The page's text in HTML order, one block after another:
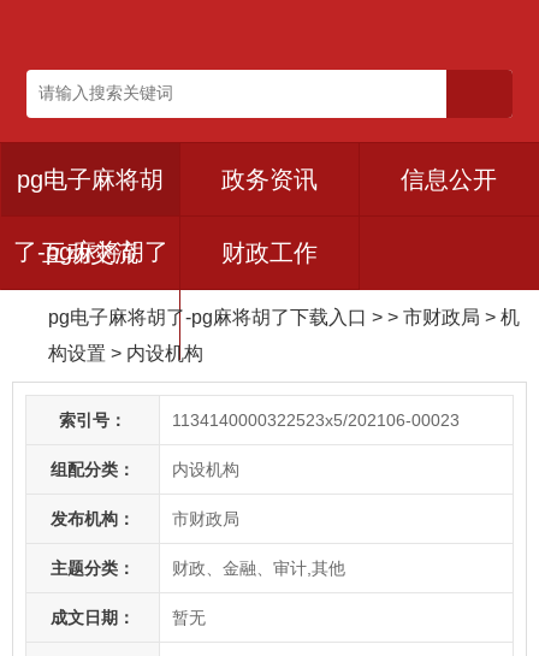
pg电子麻将胡
了-pg麻将胡了
下载入口
政务资讯 信息公开
互动交流 财政工作
pg电子麻将胡了-pg麻将胡了下载入口 > > 市财政局 > 机
构设置 > 内设机构
索引号： 1134140000322523x5/202106-00023
组配分类： 内设机构
发布机构： 市财政局
主题分类： 财政、金融、审计,其他
成文日期： 暂无